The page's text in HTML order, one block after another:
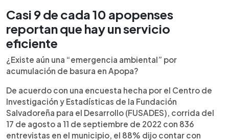
Casi 9 de cada 10 apopenses
reportan que hay un servicio
eficiente
¿Existe aún una “emergencia ambiental” por
acumulación de basura en Apopa?
De acuerdo con una encuesta hecha por el Centro de
Investigación y Estadísticas de la Fundación
Salvadoreña para el Desarrollo (FUSADES), corrida del
17 de agosto a 11 de septiembre de 2022 con 836
entrevistas en el municipio, el 88% dijo contar con